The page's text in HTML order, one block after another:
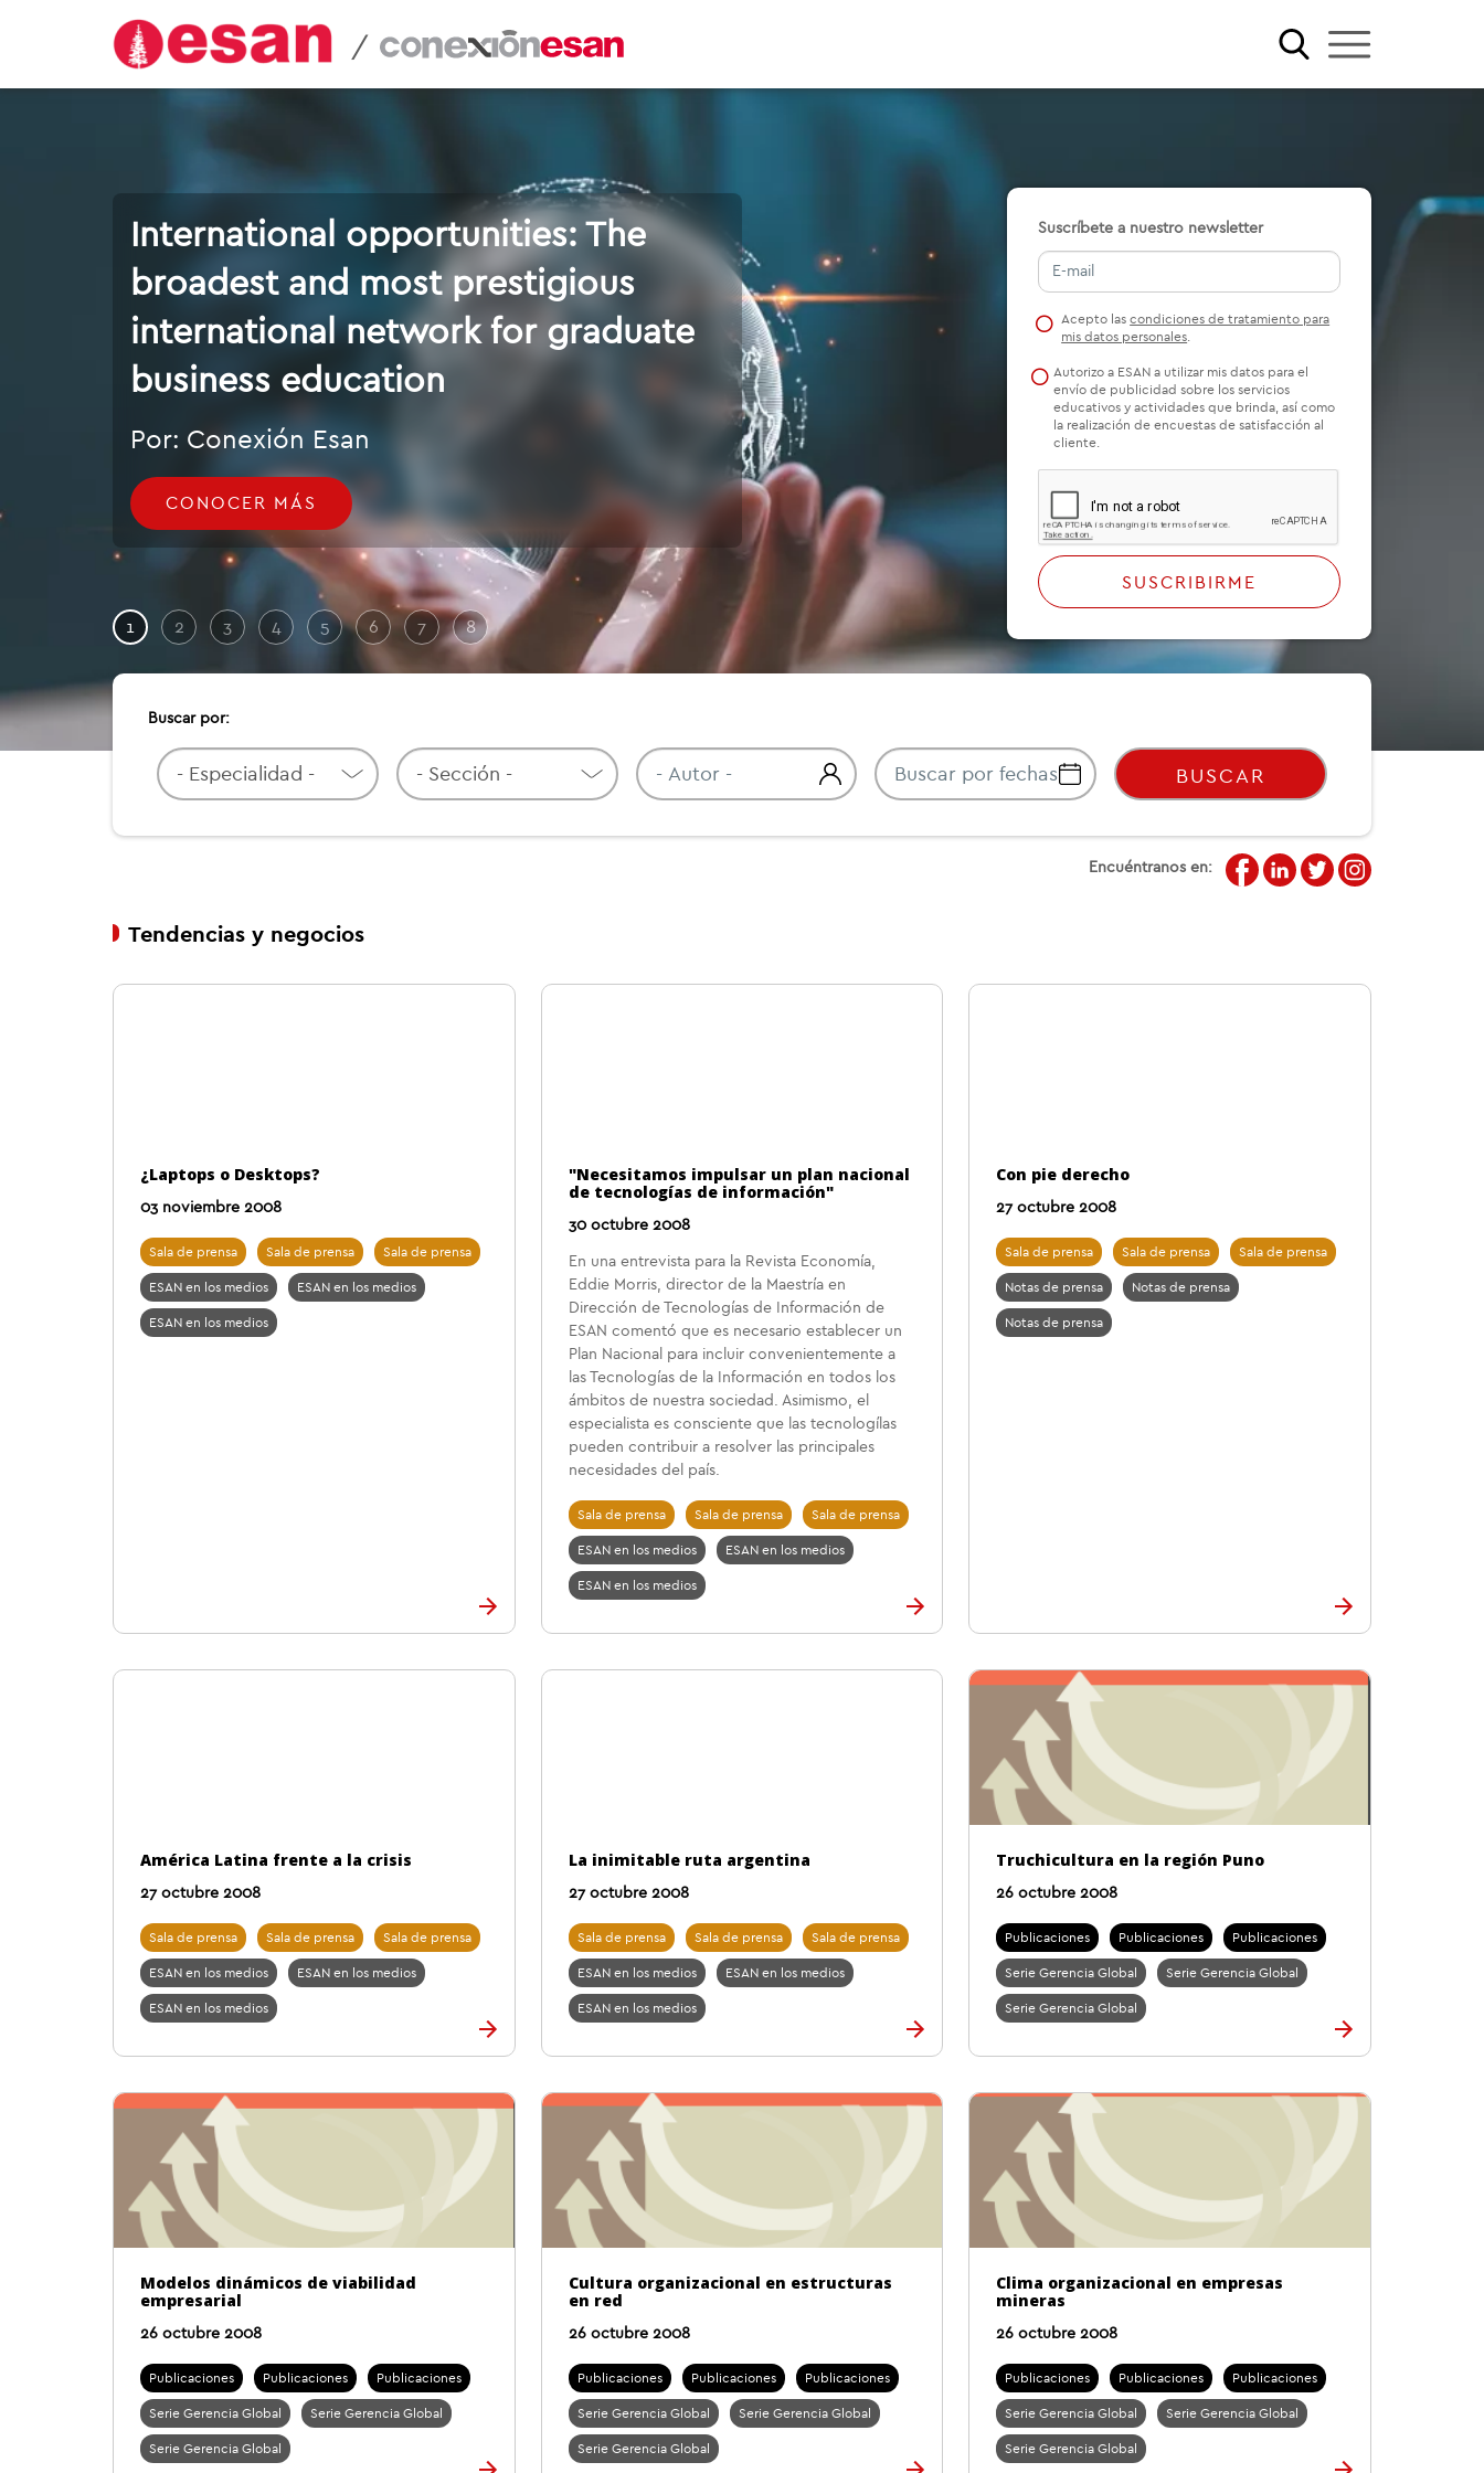
/
International opportunities: The
broadest and most prestigious
international network for graduate
business education
Por: Conexión Esan
CONOCER MÁS
1 2 3 4 5 6 7 8
Suscríbete a nuestro newsletter
Acepto lascondiciones de tratamiento para
mis datos personales
Autorizo a ESAN a utilizar mis datos para el
envío de publicidad sobre los servicios
educativos y actividades que brinda, así como
la realización de encuestas de satisfacción al
cliente.
SUSCRIBIRME
Buscar por:
BUSCAR
Encuéntranos en:
Tendencias y negocios
¿Laptops o Desktops?
03 noviembre 2008
Sala de prensa Sala de prensa Sala de prensa
ESAN en los medios ESAN en los medios
ESAN en los medios
"Necesitamos impulsar un plan nacional
de tecnologías de información"
30 octubre 2008
En una entrevista para la Revista Economía,
Eddie Morris, director de la Maestría en
Dirección de Tecnologías de Información de
ESAN comentó que es necesario establecer un
Plan Nacional para incluir convenientemente a
las Tecnologías de la Información en todos los
ámbitos de nuestra sociedad. Asimismo, el
especialista es consciente que las tecnologílas
pueden contribuir a resolver las principales
necesidades del país.
Sala de prensa Sala de prensa Sala de prensa
ESAN en los medios ESAN en los medios
ESAN en los medios
Con pie derecho
27 octubre 2008
Sala de prensa Sala de prensa Sala de prensa
Notas de prensa Notas de prensa
Notas de prensa
América Latina frente a la crisis
27 octubre 2008
Sala de prensa Sala de prensa Sala de prensa
ESAN en los medios ESAN en los medios
ESAN en los medios
La inimitable ruta argentina
27 octubre 2008
Sala de prensa Sala de prensa Sala de prensa
ESAN en los medios ESAN en los medios
ESAN en los medios
Truchicultura en la región Puno
26 octubre 2008
Publicaciones Publicaciones Publicaciones
Serie Gerencia Global Serie Gerencia Global
Serie Gerencia Global
Modelos dinámicos de viabilidad
empresarial
26 octubre 2008
Publicaciones Publicaciones Publicaciones
Serie Gerencia Global Serie Gerencia Global
Serie Gerencia Global
Cultura organizacional en estructuras
en red
26 octubre 2008
Publicaciones Publicaciones Publicaciones
Serie Gerencia Global Serie Gerencia Global
Serie Gerencia Global
Clima organizacional en empresas
mineras
26 octubre 2008
Publicaciones Publicaciones Publicaciones
Serie Gerencia Global Serie Gerencia Global
Serie Gerencia Global